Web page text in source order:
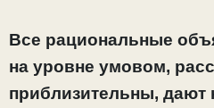
Все рациональные
на уровне умовом,
приблизительны, дают